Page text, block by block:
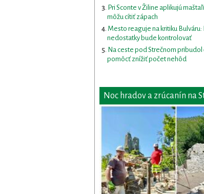
Pri Sconte v Žiline aplikujú
môžu cítiť zápach
Mesto reaguje na kritiku Bulváru:
nedostatky bude kontrolovať
Na ceste pod Strečnom
pomôcť znížiť počet nehôd
Noc hradov a zrúcanín na